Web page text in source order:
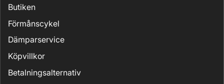
Butiken
Förmånscykel
Dämparservice
Köpvillkor
Betalningsalternativ